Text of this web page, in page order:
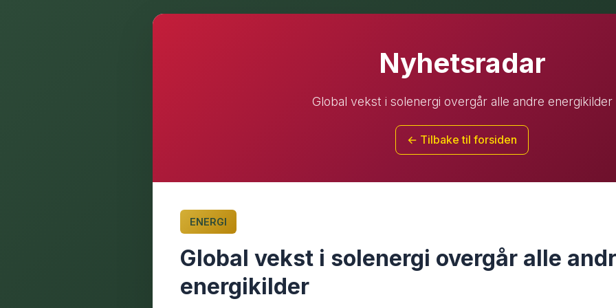
Nyhetsradar
Global vekst i solenergi overgår alle andre energikilder
← Tilbake til forsiden
ENERGI
Global vekst i solenergi overgår alle
energikilder